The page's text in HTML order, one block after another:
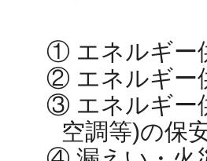
① エネルギー
② エネルギー
③ エネルギー
空調等)の保